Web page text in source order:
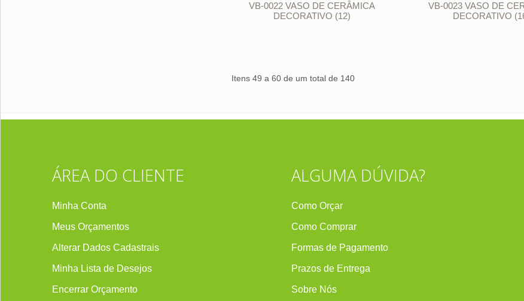
VB-0022 VASO DE CERÂMICA
DECORATIVO (12)
VB-0023 VASO DE
DECORATIVO
Itens 49 a 60 de um total de 140
ÁREA DO CLIENTE
Minha Conta
Meus Orçamentos
Alterar Dados Cadastrais
Minha Lista de Desejos
Encerrar Orçamento
ALGUMA DÚVIDA?
Como Orçar
Como Comprar
Formas de Pagamento
Prazos de Entrega
Sobre Nós